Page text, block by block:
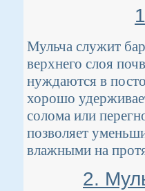
Мульча служит
верхнего слоя
нуждаются в
хорошо
солома или
позволяет
влажными на
2.